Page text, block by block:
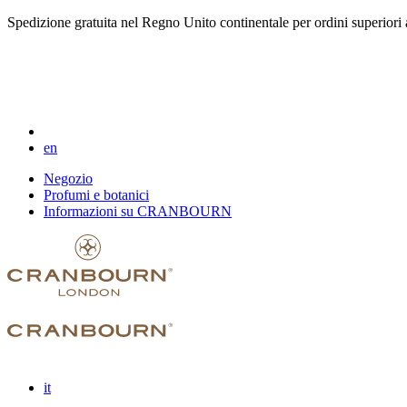
Spedizione gratuita nel Regno Unito continentale per ordini superiori
en
Negozio
Profumi e botanici
Informazioni su CRANBOURN
it